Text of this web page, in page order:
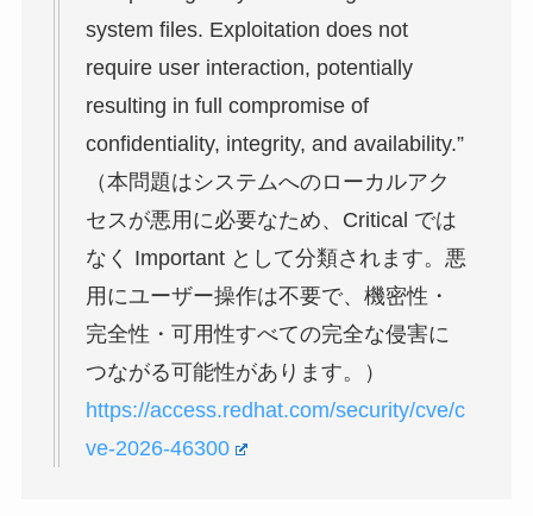
system files. Exploitation does not
require user interaction, potentially
resulting in full compromise of
confidentiality, integrity, and availability.”
（本問題はシステムへのローカルアク
セスが悪用に必要なため、Critical では
なく Important として分類されます。悪
用にユーザー操作は不要で、機密性・
完全性・可用性すべての完全な侵害に
つながる可能性があります。）
https://access.redhat.com/security/cve/c
ve-2026-46300